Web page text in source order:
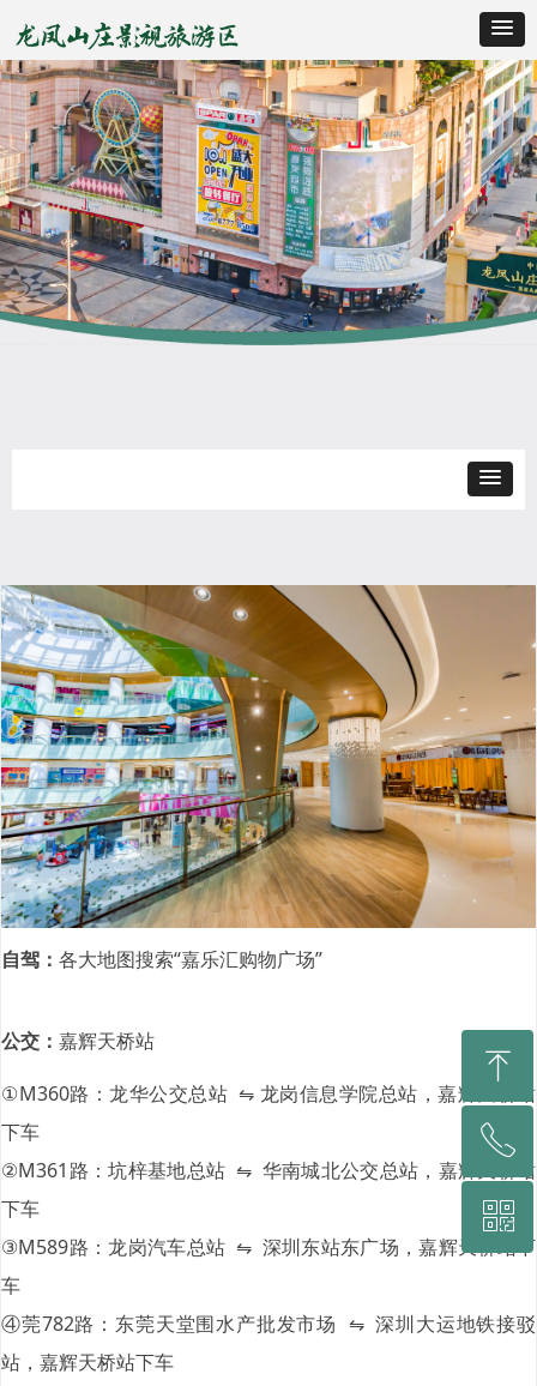
自驾： 各大地图搜索“嘉乐汇购物广场”
公交： 嘉辉天桥站
①M360路：龙华公交总站 ⇋ 龙岗信息学院总站，嘉辉天桥站
下车
②M361路：坑梓基地总站 ⇋ 华南城北公交总站，嘉辉天桥站
下车
③M589路：龙岗汽车总站 ⇋ 深圳东站东广场，嘉辉天桥站下
车
④莞782路：东莞天堂围水产批发市场 ⇋ 深圳大运地铁接驳
站，嘉辉天桥站下车
ꁸ
回到顶部
ꂅ
0769-8777 8500
ꀥ